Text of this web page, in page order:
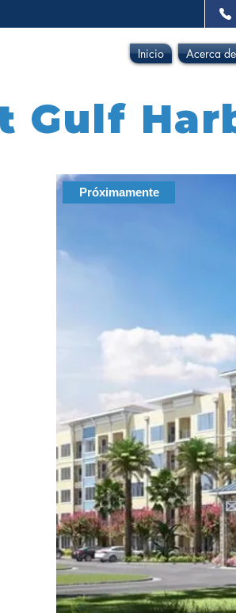
Inicio Acerca de
Gulf
Próximamente